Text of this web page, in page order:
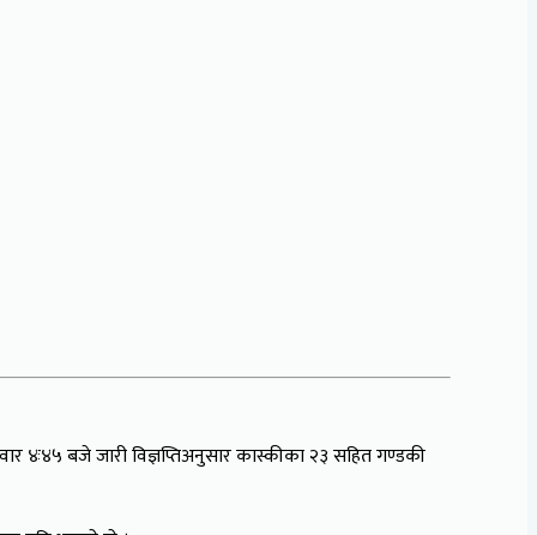
४ः४५ बजे जारी विज्ञप्तिअनुसार कास्कीका २३ सहित गण्डकी